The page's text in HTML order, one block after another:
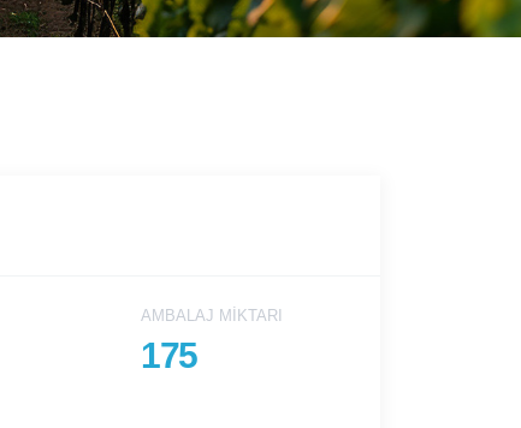
AMBALAJ MIKTARI
175